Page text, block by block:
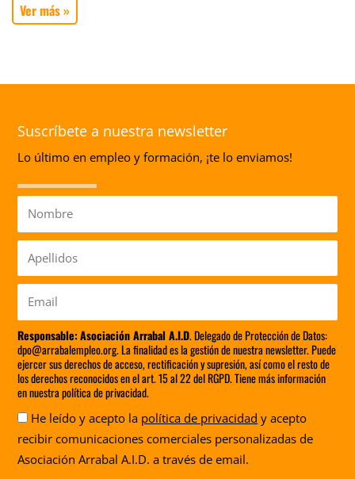
Ver más »
Suscríbete a nuestra newsletter
Lo último en empleo y formación, ¡te lo enviamos!
Nombre
Apellidos
Email
Responsable: Asociación Arrabal A.I.D. Delegado de Protección de Datos:
dpo@arrabalempleo.org. La finalidad es la gestión de nuestra newsletter. Puede
ejercer sus derechos de acceso, rectificación y supresión, así como el resto de
los derechos reconocidos en el art. 15 al 22 del RGPD. Tiene más información
en nuestra política de privacidad.
Aceptación
He leído y acepto la política de privacidad y acepto
recibir comunicaciones comerciales personalizadas de
Asociación Arrabal A.I.D. a través de email.